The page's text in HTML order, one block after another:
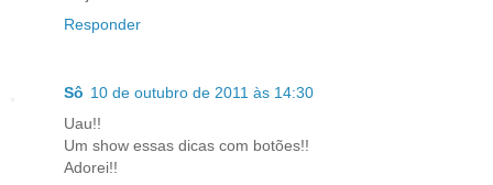
Responder
Sô 10 de outubro de 2011 às 14:30
Uau!!
Um show essas dicas com botões!!
Adorei!!